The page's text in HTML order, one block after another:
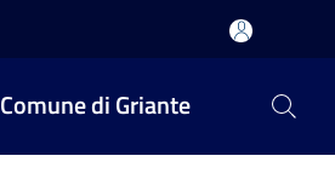
Comune di Griante